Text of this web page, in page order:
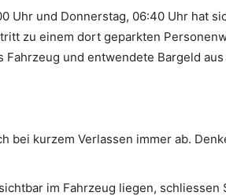
Uhr und Donnerstag, 06:40 Uhr hat
zu einem dort geparkten
und entwendete Bargeld
bei kurzem Verlassen immer ab.
im Fahrzeug liegen, schliessen